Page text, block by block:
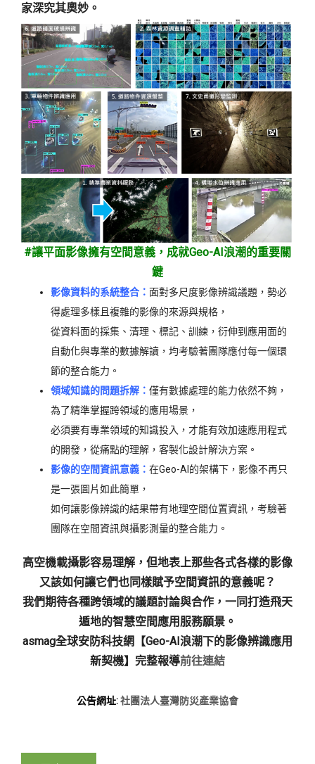
家深究其奧妙。
#讓平面影像擁有空間意義，成就Geo-AI浪潮的重要關
鍵
影像資料的系統整合： 面對多尺度影像辨識議題，勢必
得處理多樣且複雜的影像的來源與規格，
從資料面的採集、清理、標記、訓練，衍伸到應用面的
自動化與專業的數據解讀，均考驗著團隊應付每一個環
節的整合能力。
領域知識的問題拆解： 僅有數據處理的能力依然不夠，
為了精準掌握跨領域的應用場景，
必須要有專業領域的知識投入，才能有效加速應用程式
的開發，從痛點的理解，客製化設計解決方案。
影像的空間資訊意義： 在Geo-AI的架構下，影像不再只
是一張圖片如此簡單，
如何讓影像辨識的結果帶有地理空間位置資訊，考驗著
團隊在空間資訊與攝影測量的整合能力。
高空機載攝影容易理解，但地表上那些各式各樣的影像
又該如何讓它們也同樣賦予空間資訊的意義呢？
我們期待各種跨領域的議題討論與合作，一同打造飛天
遁地的智慧空間應用服務願景。
asmag全球安防科技網【Geo-AI浪潮下的影像辨識應用
新契機】完整報導前往連結
公告網址:社團法人臺灣防災產業協會